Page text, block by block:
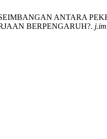
ANTARA
BERPENGARUH?.